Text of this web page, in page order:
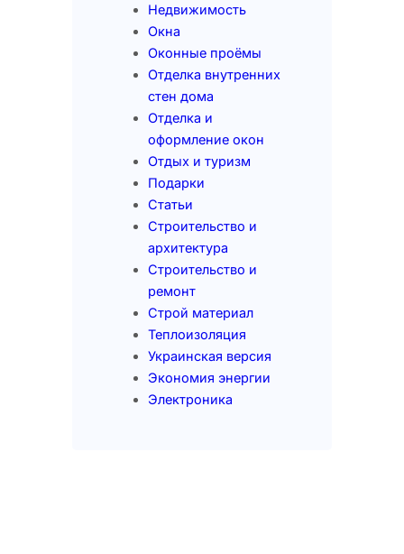
Недвижимость
Окна
Оконные проёмы
Отделка внутренних
стен дома
Отделка и
оформление окон
Отдых и туризм
Подарки
Статьи
Строительство и
архитектура
Строительство и
ремонт
Строй материал
Теплоизоляция
Украинская версия
Экономия энергии
Электроника